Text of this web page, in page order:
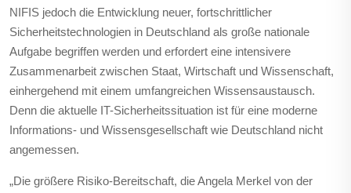
NIFIS jedoch die Entwicklung neuer, fortschrittlicher
Sicherheitstechnologien in Deutschland als große nationale
Aufgabe begriffen werden und erfordert eine intensivere
Zusammenarbeit zwischen Staat, Wirtschaft und Wissenschaft,
einhergehend mit einem umfangreichen Wissensaustausch.
Denn die aktuelle IT-Sicherheitssituation ist für eine moderne
Informations- und Wissensgesellschaft wie Deutschland nicht
angemessen.
„Die größere Risiko-Bereitschaft, die Angela Merkel von der